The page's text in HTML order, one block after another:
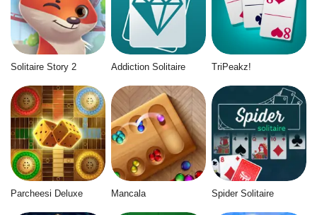
Solitaire Story 2 Addiction Solitaire TriPeakz!
Parcheesi Deluxe Mancala Spider Solitaire